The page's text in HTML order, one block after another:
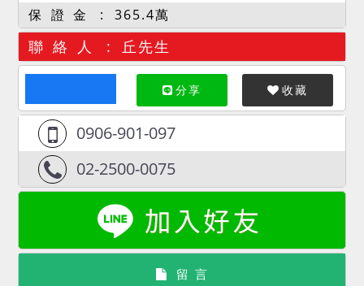
保 證 金
365.4萬
聯 絡 人 丘先生
分享 收藏
0906-901-097
02-2500-0075
留 言